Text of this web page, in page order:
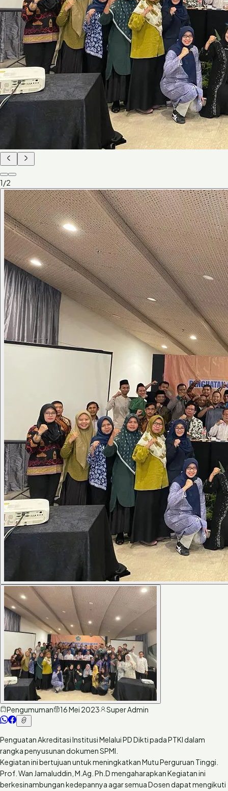
1/2
Pengumuman 16 Mei 2023 Super Admin
Penguatan Akreditasi Institusi Melalui PD Dikti pada PTKI dalam
rangka penyusunan dokumen SPMI.
Kegiatan ini bertujuan untuk meningkatkan Mutu Perguruan Tinggi.
Prof. Wan Jamaluddin, M.Ag. Ph.D mengaharapkan Kegiatan ini
berkesinambungan kedepannya agar semua Dosen dapat mengikuti